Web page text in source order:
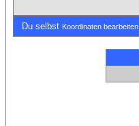
Du selbst Koordinaten bearbeiten